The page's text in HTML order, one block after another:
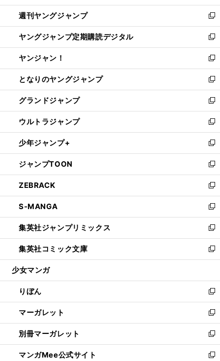
開
く
ウ
で
開
く
ン
ド
ウ
で
開
く
ウ
ィ
ン
ド
ウ
で
開
く
週刊ヤングジャンプ
新
し
い
ウ
ィ
ン
ド
ウ
で
開
く
ヤングジャンプ定期購読デジタル
新
し
い
ウ
ィ
ン
ド
ウ
で
開
く
ヤンジャン！
新
し
い
ウ
ィ
ン
ド
ウ
で
開
く
となりのヤングジャンプ
新
し
い
ウ
ィ
ン
ド
ウ
で
開
く
グランドジャンプ
新
し
い
ウ
ィ
ン
ド
ウ
で
開
く
ウルトラジャンプ
新
し
い
ウ
ィ
ン
ド
ウ
で
開
く
少年ジャンプ+
新
し
い
ウ
ィ
ン
ド
ウ
で
開
く
ジャンプTOON
新
し
い
ウ
ィ
ン
ド
ウ
で
開
ZEBRACK
新
し
い
ウ
ィ
ン
ド
ウ
開
く
S-MANGA
新
し
い
ウ
ィ
ン
ウ
で
開
く
集英社ジャンプリミックス
新
し
い
ウ
ン
ド
ウ
で
開
く
集英社コミック文庫
新
し
ウ
ィ
ン
ド
ウ
で
開
く
少女マンガ
りぼん
新
し
い
ウ
ィ
ン
ド
マーガレット
新
し
い
ウ
ィ
別冊マーガレット
新
し
い
マンガMee公式サイト 新